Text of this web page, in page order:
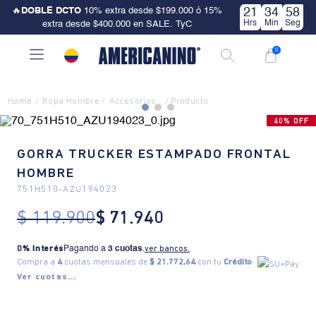
🔥 DOBLE DCTO 10% extra desde $199.000 ó 15%
extra desde $400.000 en SALE. TyC
21
Hrs
34
Min
58
Seg
0
Ropa Hombre Accesorios
40% OFF
GORRA TRUCKER ESTAMPADO FRONTAL
HOMBRE
751H510-AZU194023
$ 119.900$ 71 .940
0% Interés Pagando a 3 cuotas.ver bancos.
Compra a 4cuotas mensuales de $ 21.772,64 con tu Crédito
Ver cuotas...